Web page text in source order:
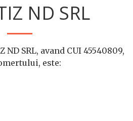
ND SRL
SRL, avand CUI 45540809,
este: